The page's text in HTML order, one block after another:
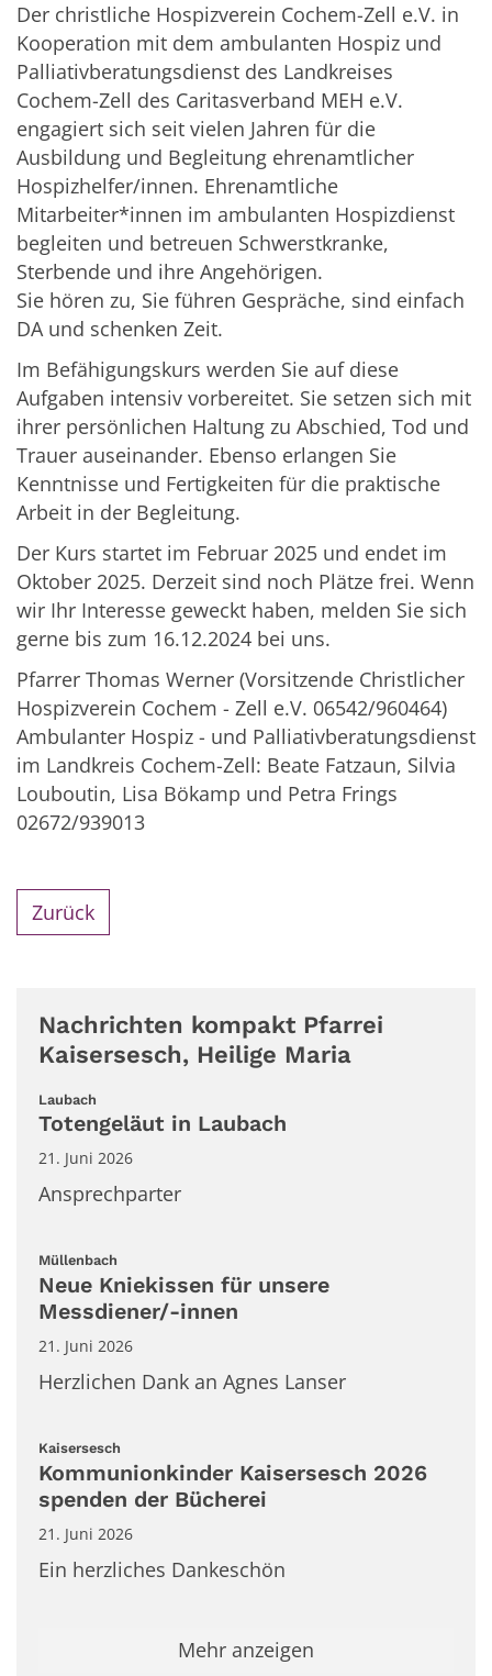
Der christliche Hospizverein Cochem-Zell e.V. in
Kooperation mit dem ambulanten Hospiz und
Palliativberatungsdienst des Landkreises
Cochem-Zell des Caritasverband MEH e.V.
engagiert sich seit vielen Jahren für die
Ausbildung und Begleitung ehrenamtlicher
Hospizhelfer/innen. Ehrenamtliche
Mitarbeiter*innen im ambulanten Hospizdienst
begleiten und betreuen Schwerstkranke,
Sterbende und ihre Angehörigen.
Sie hören zu, Sie führen Gespräche, sind einfach
DA und schenken Zeit.
Im Befähigungskurs werden Sie auf diese
Aufgaben intensiv vorbereitet. Sie setzen sich mit
ihrer persönlichen Haltung zu Abschied, Tod und
Trauer auseinander. Ebenso erlangen Sie
Kenntnisse und Fertigkeiten für die praktische
Arbeit in der Begleitung.
Der Kurs startet im Februar 2025 und endet im
Oktober 2025. Derzeit sind noch Plätze frei. Wenn
wir Ihr Interesse geweckt haben, melden Sie sich
gerne bis zum 16.12.2024 bei uns.
Pfarrer Thomas Werner (Vorsitzende Christlicher
Hospizverein Cochem - Zell e.V. 06542/960464)
Ambulanter Hospiz - und Palliativberatungsdienst
im Landkreis Cochem-Zell: Beate Fatzaun, Silvia
Louboutin, Lisa Bökamp und Petra Frings
02672/939013
Zurück
Nachrichten kompakt Pfarrei
Kaisersesch, Heilige Maria
Laubach
Totengeläut in Laubach
21. Juni 2026
Ansprechparter
Müllenbach
Neue Kniekissen für unsere
Messdiener/-innen
21. Juni 2026
Herzlichen Dank an Agnes Lanser
Kaisersesch
Kommunionkinder Kaisersesch 2026
spenden der Bücherei
21. Juni 2026
Ein herzliches Dankeschön
Mehr anzeigen